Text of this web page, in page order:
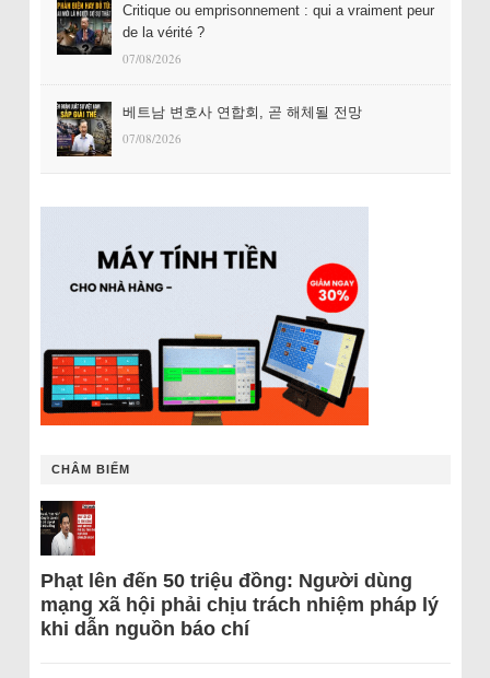
Critique ou emprisonnement : qui a vraiment peur
de la vérité ?
07/08/2026
베트남 변호사 연합회, 곧 해체될 전망
07/08/2026
CHÂM BIẾM
Phạt lên đến 50 triệu đồng: Người dùng
mạng xã hội phải chịu trách nhiệm pháp lý
khi dẫn nguồn báo chí